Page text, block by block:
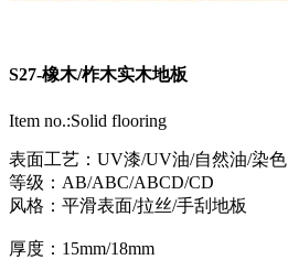
S27-橡木/柞木实木地板
Item no.:Solid flooring
表面工艺：UV漆/UV油/自然油/染色
等级：AB/ABC/ABCD/CD
风格：平滑表面/拉丝/手刮地板
厚度：15mm/18mm